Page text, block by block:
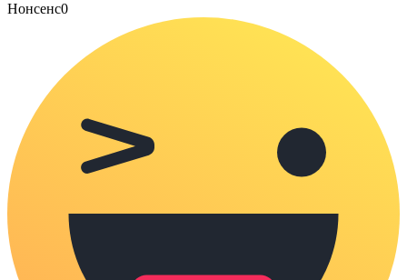
Нонсенс0